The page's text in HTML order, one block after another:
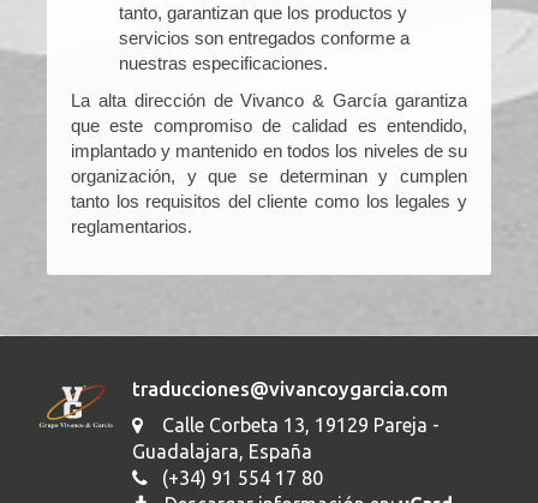
tanto, garantizan que los productos y
servicios son entregados conforme a
nuestras especificaciones.
La alta dirección de Vivanco & García garantiza
que este compromiso de calidad es entendido,
implantado y mantenido en todos los niveles de su
organización, y que se determinan y cumplen
tanto los requisitos del cliente como los legales y
reglamentarios.
traducciones@vivancoygarcia.com
Calle Corbeta 13, 19129 Pareja -
Guadalajara, España
(+34) 91 554 17 80